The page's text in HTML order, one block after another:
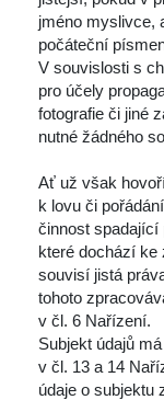
jméno myslivce,
počáteční
V souvislosti s
pro účely
fotografie či jiné
nutné žádného
Ať už však
k lovu či
činnost spadající
které dochází ke
ouvisí jistá
tohoto
v čl. 6 Nařízení.
Subjekt údajů
v čl. 13 a 14
údaje o subjektu